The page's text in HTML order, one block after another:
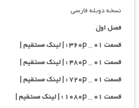
نسخه دوبله فارسی
فصل اول
قسمت ۰۱ _ ۳۶۰p : | لینک مستقیم |
قسمت ۰۱ _ ۴۸۰p : | لینک مستقیم |
قسمت ۰۱ _ ۷۲۰p : | لینک مستقیم |
قسمت ۰۱ _ ۱۰۸۰p : | لینک مستقیم |